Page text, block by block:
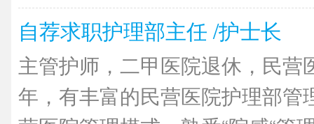
自荐求职护理部主任 /护士长
主管护师，二甲医院退休，民营
年，有丰富的民营医院护理部管